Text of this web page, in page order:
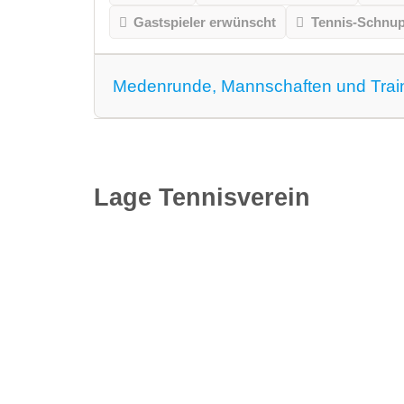
Gastspieler erwünscht Tennis-
Medenrunde, Mannschaften und
Lage Tennisverein